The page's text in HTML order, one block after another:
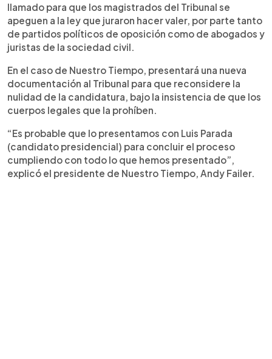
llamado para que los magistrados del Tribunal se
apeguen a la ley que juraron hacer valer, por parte tanto
de partidos políticos de oposición como de abogados y
juristas de la sociedad civil.
En el caso de Nuestro Tiempo, presentará una nueva
documentación al Tribunal para que reconsidere la
nulidad de la candidatura, bajo la insistencia de que los
cuerpos legales que la prohíben.
“Es probable que lo presentamos con Luis Parada
(candidato presidencial) para concluir el proceso
cumpliendo con todo lo que hemos presentado”,
explicó el presidente de Nuestro Tiempo, Andy Failer.